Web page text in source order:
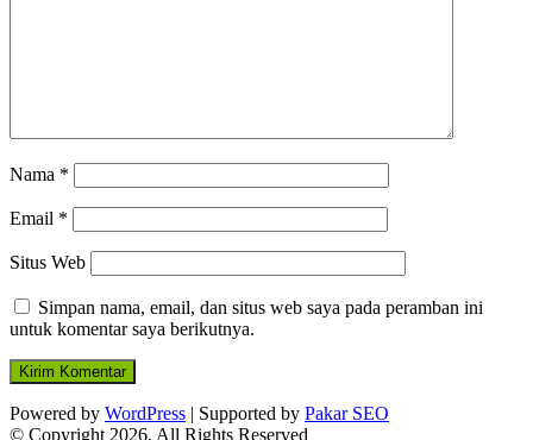
Nama *
Email *
Situs Web
Simpan nama, email, dan situs web saya pada peramban ini
untuk komentar saya berikutnya.
Powered by WordPress | Supported by Pakar SEO
© Copyright 2026, All Rights Reserved